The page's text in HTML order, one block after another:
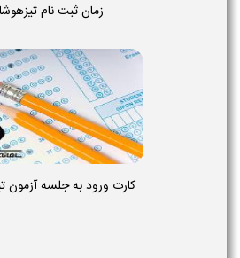
زمان ثبت نام
کارت ورود به جلسه آزمون